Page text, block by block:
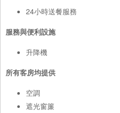
24小時送餐服務
服務與便利設施
升降機
所有客房均提供
空調
遮光窗簾